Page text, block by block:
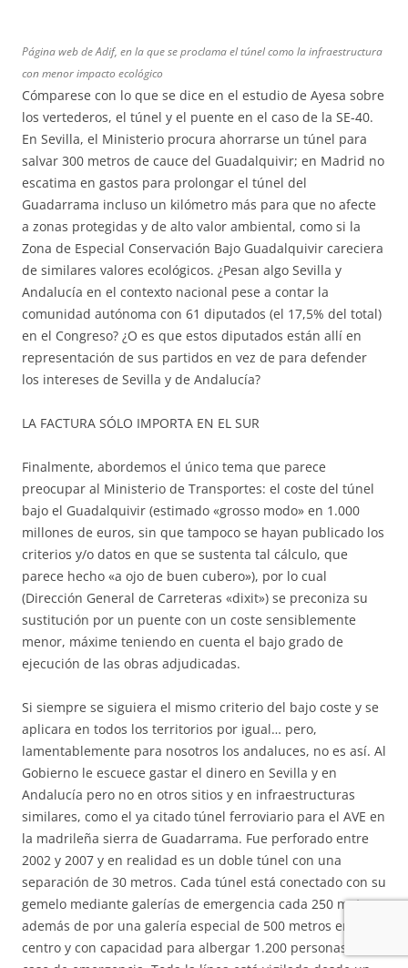
Página web de Adif, en la que se proclama el túnel como la infraestructura
con menor impacto ecológico
Cómparese con lo que se dice en el estudio de Ayesa sobre
los vertederos, el túnel y el puente en el caso de la SE-40.
En Sevilla, el Ministerio procura ahorrarse un túnel para
salvar 300 metros de cauce del Guadalquivir; en Madrid no
escatima en gastos para prolongar el túnel del
Guadarrama incluso un kilómetro más para que no afecte
a zonas protegidas y de alto valor ambiental, como si la
Zona de Especial Conservación Bajo Guadalquivir careciera
de similares valores ecológicos. ¿Pesan algo Sevilla y
Andalucía en el contexto nacional pese a contar la
comunidad autónoma con 61 diputados (el 17,5% del total)
en el Congreso? ¿O es que estos diputados están allí en
representación de sus partidos en vez de para defender
los intereses de Sevilla y de Andalucía?
LA FACTURA SÓLO IMPORTA EN EL SUR
Finalmente, abordemos el único tema que parece
preocupar al Ministerio de Transportes: el coste del túnel
bajo el Guadalquivir (estimado «grosso modo» en 1.000
millones de euros, sin que tampoco se hayan publicado los
criterios y/o datos en que se sustenta tal cálculo, que
parece hecho «a ojo de buen cubero»), por lo cual
(Dirección General de Carreteras «dixit») se preconiza su
sustitución por un puente con un coste sensiblemente
menor, máxime teniendo en cuenta el bajo grado de
ejecución de las obras adjudicadas.
Si siempre se siguiera el mismo criterio del bajo coste y se
aplicara en todos los territorios por igual… pero,
lamentablemente para nosotros los andaluces, no es así. Al
Gobierno le escuece gastar el dinero en Sevilla y en
Andalucía pero no en otros sitios y en infraestructuras
similares, como el ya citado túnel ferroviario para el AVE en
la madrileña sierra de Guadarrama. Fue perforado entre
2002 y 2007 y en realidad es un doble túnel con una
separación de 30 metros. Cada túnel está conectado con su
gemelo mediante galerías de emergencia cada 250 metros,
además de por una galería especial de 500 metros en el
centro y con capacidad para albergar 1.200 personas en